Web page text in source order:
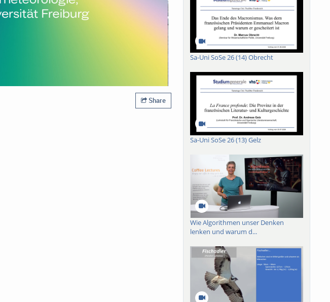
Share
Sa-Uni SoSe 26 (14) Obrecht
Sa-Uni SoSe 26 (13) Gelz
Wie Algorithmen unser Denken
lenken und warum d...